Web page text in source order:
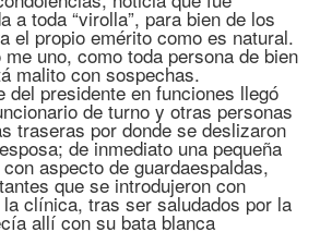
a toda “virolla”, para bien de los
el propio emérito como es natural.
uno, como toda persona de bien
malito con sospechas.
del presidente en funciones llegó
de turno y otras personas
traseras por donde se deslizaron
de inmediato una pequeña
aspecto de guardaespaldas,
que se introdujeron con
clínica, tras ser saludados por la
allí con su bata blanca